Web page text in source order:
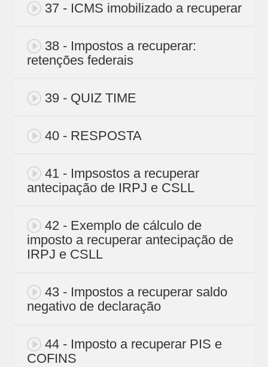
37 - ICMS imobilizado a recuperar
38 - Impostos a recuperar:
retenções federais
39 - QUIZ TIME
40 - RESPOSTA
41 - Impsostos a recuperar
antecipação de IRPJ e CSLL
42 - Exemplo de cálculo de
imposto a recuperar antecipação de
IRPJ e CSLL
43 - Impostos a recuperar saldo
negativo de declaração
44 - Imposto a recuperar PIS e
COFINS